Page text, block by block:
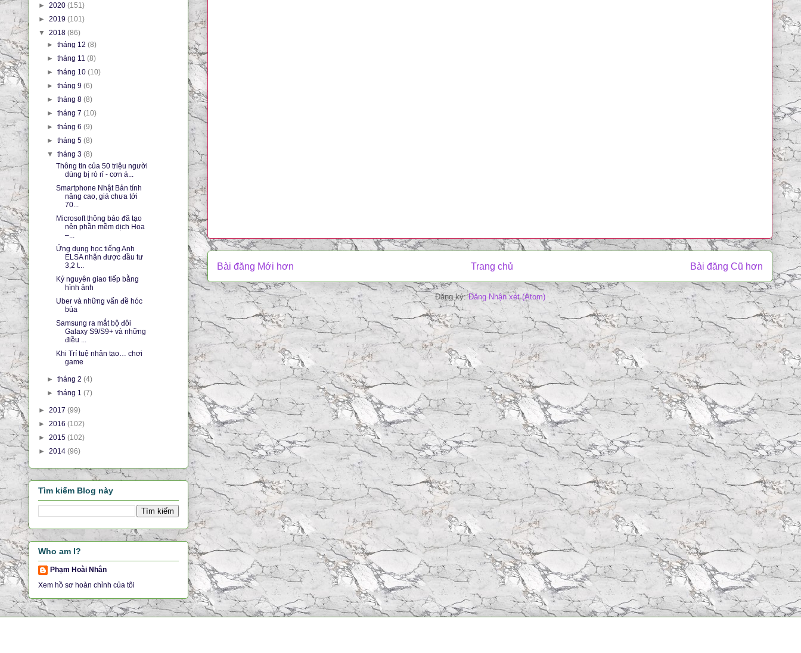
Bài đăng Mới hơn Bài đăng Cũ hơn
Trang chủ
Đăng ký:Đăng Nhận xét (Atom)
► 2020 (151)
► 2019 (101)
▼ 2018 (86)
►tháng 12(8)
►tháng 11(8)
►tháng 10(10)
►tháng 9(6)
►tháng 8(8)
►tháng 7(10)
►tháng 6(9)
►tháng 5(8)
▼tháng 3(8)
Thông tin của 50 triệu người
dùng bị rò rỉ - cơn á...
Smartphone Nhật Bản tính
năng cao, giá chưa tới
70...
Microsoft thông báo đã tạo
nên phần mềm dịch Hoa
–...
Ứng dụng học tiếng Anh
ELSA nhận được đầu tư
3,2 t...
Kỷ nguyên giao tiếp bằng
hình ảnh
Uber và những vấn đề hóc
búa
Samsung ra mắt bộ đôi
Galaxy S9/S9+ và những
điều ...
Khi Trí tuệ nhân tạo… chơi
game
►tháng 2(4)
►tháng 1(7)
► 2017 (99)
► 2016 (102)
► 2015 (102)
► 2014 (96)
Tìm kiếm Blog này
Who am I?
Phạm Hoài Nhân
Xem hồ sơ hoàn chỉnh của tôi